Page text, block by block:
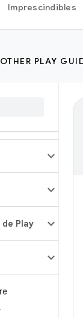
Imprescindibles
OTHER PLAY
Play